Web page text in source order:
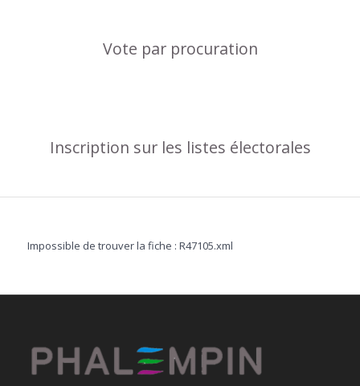
Vote par procuration
Inscription sur les listes électorales
Impossible de trouver la fiche : R47105.xml